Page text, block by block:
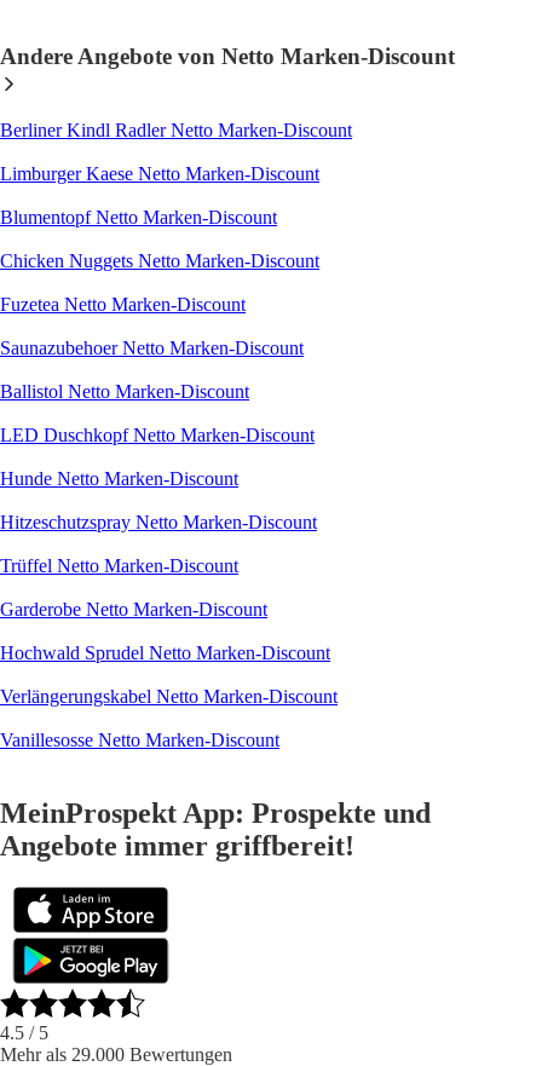
Andere Angebote von Netto Marken-Discount
Berliner Kindl Radler Netto Marken-Discount
Limburger Kaese Netto Marken-Discount
Blumentopf Netto Marken-Discount
Chicken Nuggets Netto Marken-Discount
Fuzetea Netto Marken-Discount
Saunazubehoer Netto Marken-Discount
Ballistol Netto Marken-Discount
LED Duschkopf Netto Marken-Discount
Hunde Netto Marken-Discount
Hitzeschutzspray Netto Marken-Discount
Trüffel Netto Marken-Discount
Garderobe Netto Marken-Discount
Hochwald Sprudel Netto Marken-Discount
Verlängerungskabel Netto Marken-Discount
Vanillesosse Netto Marken-Discount
MeinProspekt App: Prospekte und
Angebote immer griffbereit!
4.5 / 5
Mehr als 29.000 Bewertungen